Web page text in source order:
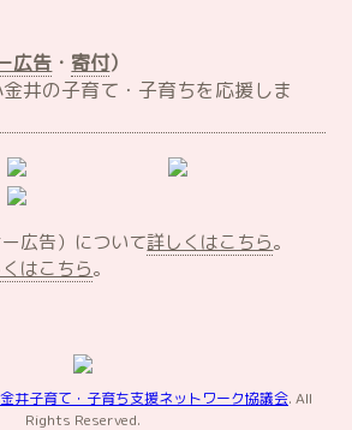
広告 ・ 寄付）
井の子育て・子育ちを応援しま
広告）について詳しくはこちら。
はこちら。
井子育て・子育ち支援ネットワーク協議会. All
Rights Reserved.